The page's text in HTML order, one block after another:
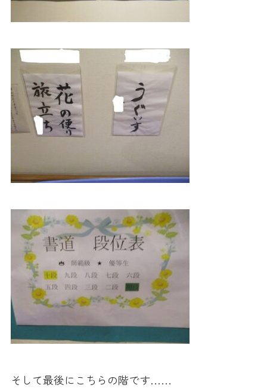
そして最後にこちらの階です……